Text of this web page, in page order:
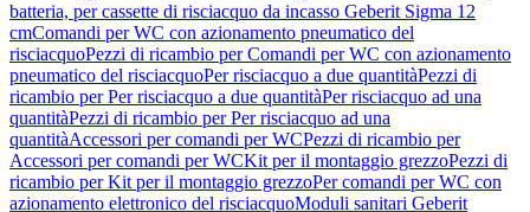
batteria, per cassette di risciacquo da incasso Geberit Sigma 12
cmComandi per WC con azionamento pneumatico del
risciacquoPezzi di ricambio per Comandi per WC con azionamento
pneumatico del risciacquoPer risciacquo a due quantitàPezzi di
ricambio per Per risciacquo a due quantitàPer risciacquo ad una
quantitàPezzi di ricambio per Per risciacquo ad una
quantitàAccessori per comandi per WCPezzi di ricambio per
Accessori per comandi per WCKit per il montaggio grezzoPezzi di
ricambio per Kit per il montaggio grezzoPer comandi per WC con
azionamento elettronico del risciacquoModuli sanitari Geberit